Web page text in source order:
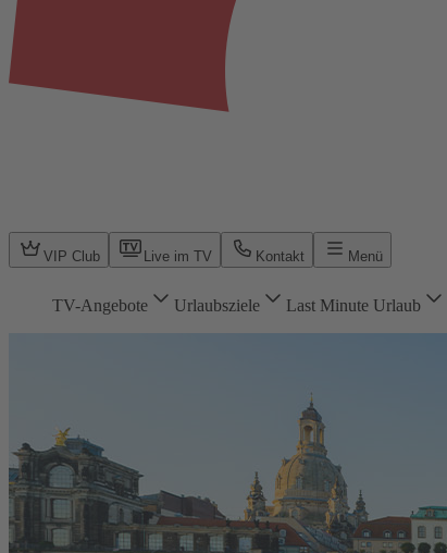
VIP Club Live im TV Kontakt Menü
TV-Angebote Urlaubsziele Last Minute Urlaub